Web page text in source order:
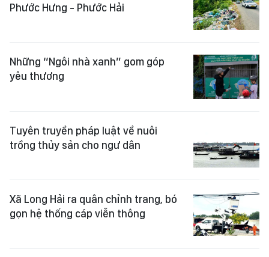
Phước Hưng - Phước Hải
Những “Ngôi nhà xanh” gom góp
yêu thương
Tuyên truyền pháp luật về nuôi
trồng thủy sản cho ngư dân
Xã Long Hải ra quân chỉnh trang, bó
gọn hệ thống cáp viễn thông